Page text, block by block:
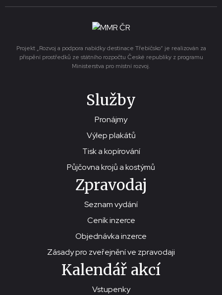
Projekt „Rozvoj a podpora nabídky destinace Třebíčsko“ je realizován za
přispění prostředků ze státního rozpočtu České republiky z programu
Ministerstva pro místní rozvoj.
Služby
Pronájmy
Výlep plakátů
Tisk a kopírování
Půjčovna krojů a kostýmů
Zpravodaj
Seznam vydání
Ceník inzerce
Objednávka inzerce
Zásady pro zveřejnění ve zpravodaji
Kalendář akcí
Vstupenky